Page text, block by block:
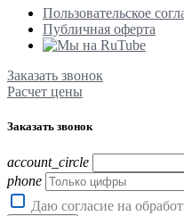
Пользовательское
Публичная оферта
Заказать звонок
Расчет цены
Заказать звонок
account_circle
phone
Даю согласие на